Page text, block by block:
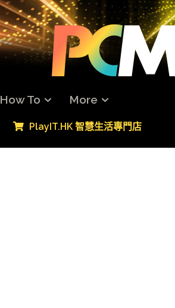
How To More
PlayIT.HK 智慧生活專門店